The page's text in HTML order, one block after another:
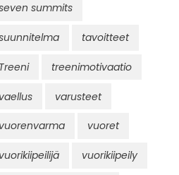
summits
tavoitteet
Treeni treenimotivaatio
vaellus varusteet
vuorenvarma vuoret
vuorikiipeilijä vuorikiipeily